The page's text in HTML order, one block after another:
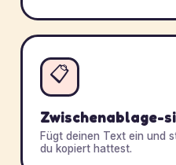
📋
Zwischenablage-
Fügt deinen Text ein und
du kopiert hattest.